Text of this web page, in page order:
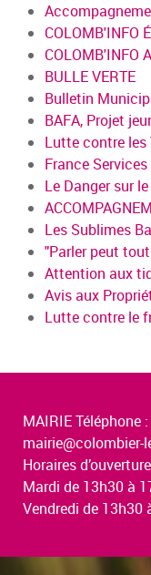
COLOMB'INFO
COLOMB'INFO
BULLE VERTE
Bulletin
BAFA, Projet
Lutte contre les
France
Le Danger sur
Les Sublimes
"Parler peut
Attention aux
Avis aux
Lutte contre le
MAIRIE Téléphone
mairie@colombier-
Horaires
Mardi de 13h30 à
Vendredi de 13h30